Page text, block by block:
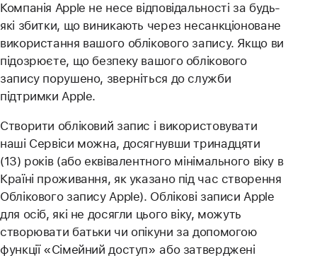
Компанія Apple не несе відповідальності за будь-
які збитки, що виникають через несанкціоноване
використання вашого облікового запису. Якщо ви
підозрюєте, що безпеку вашого облікового
запису порушено, зверніться до служби
підтримки Apple.
Створити обліковий запис і використовувати
наші Сервіси можна, досягнувши тринадцяти
(13) років (або еквівалентного мінімального віку в
Країні проживання, як указано під час створення
Облікового запису Apple). Облікові записи Apple
для осіб, які не досягли цього віку, можуть
створювати батьки чи опікуни за допомогою
функції «Сімейний доступ» або затверджені